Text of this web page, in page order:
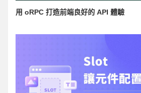
用 oRPC 打造前端良好的 API 體驗